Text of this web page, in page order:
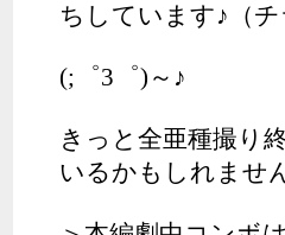
ちしています♪（
(;゜3゜)～♪
きっと全亜種撮り
いるかもしれませ